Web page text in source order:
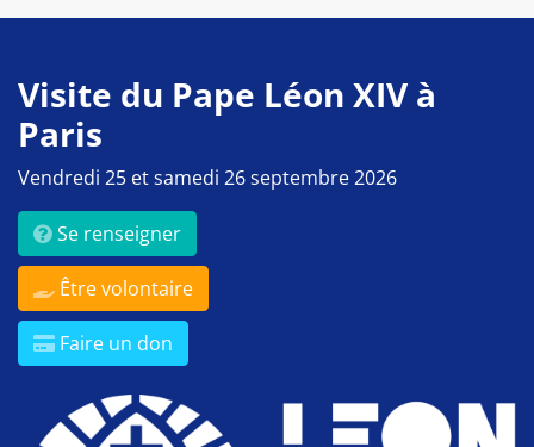
Visite du Pape Léon XIV à
Paris
Vendredi 25 et samedi 26 septembre 2026
Se renseigner
Être volontaire
Faire un don